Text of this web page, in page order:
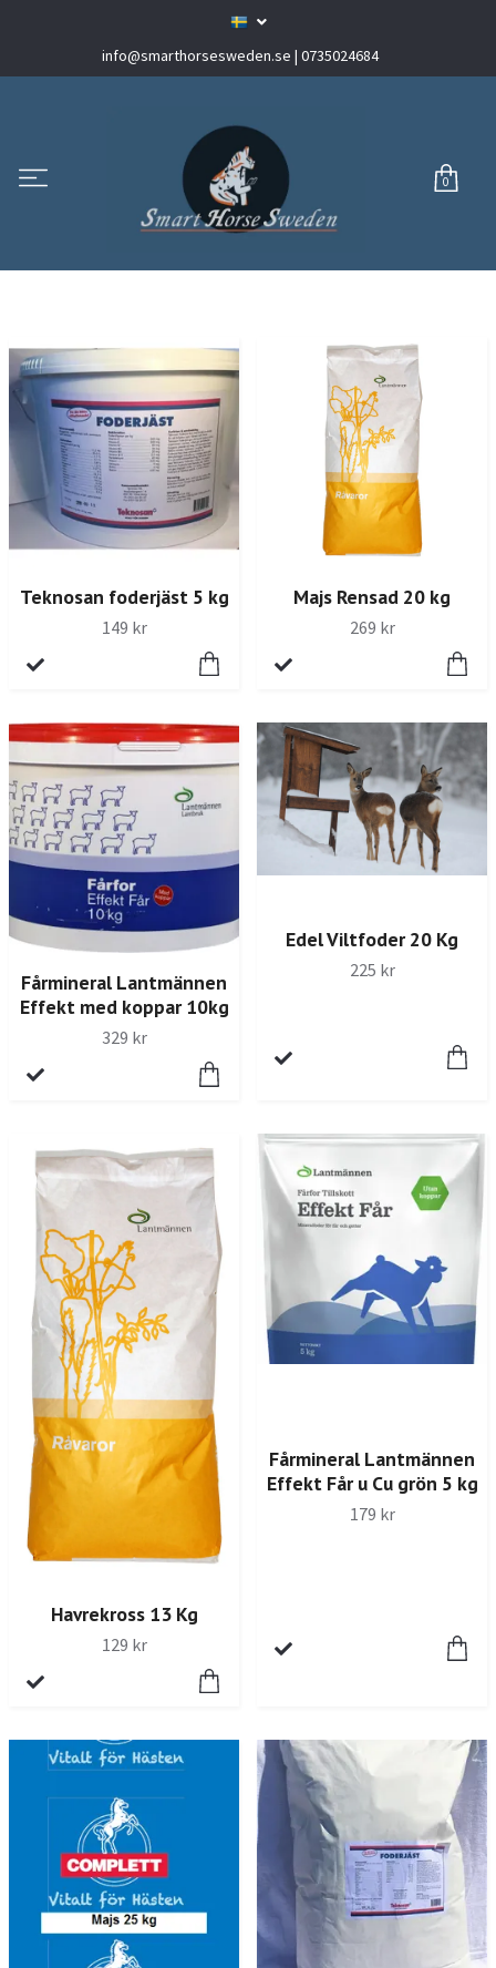
info@smarthorsesweden.se | 0735024684
0
Teknosan foderjäst 5 kg
149 kr
Majs Rensad 20 kg
269 kr
Fårmineral Lantmännen
Effekt med koppar 10kg
329 kr
Edel Viltfoder 20 Kg
225 kr
Havrekross 13 Kg
129 kr
Fårmineral Lantmännen
Effekt Får u Cu grön 5 kg
179 kr